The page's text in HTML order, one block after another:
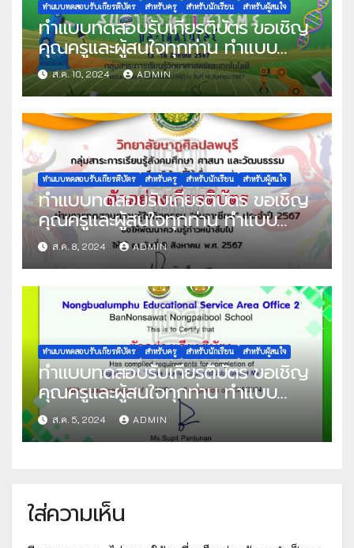
ทำแบบทดสอบรับเกียรติบัตร สำหรับครู สำหรับนักเรียน สำหรับผู้สนใจ
ทำแบบทดสอบรับเกียรติบัตร ขอเชิญ
คุณครูและผู้สนใจทุกท่าน ทำแบบ
ทดสอบออนไลน์ แบบทดสอบวัดความ
รู้พื้นฐานระบบออนไลน์ เนื่องในสัปดาห์
วันวิทยาศาสตร์แห่งชาติ ประจำปีการ
ศึกษา 2567 ผ่านเกณฑ์ที่กำหนด
80% ขึ้นไป รับเกียรติบัตรทาง E-
mail จัดทำโดย โรงเรียนสมุทรสาคร
วุฒิชัย
ส.ค. 10, 2024 ADMIN
ทำแบบทดสอบรับเกียรติบัตร สำหรับครู สำหรับนักเรียน สำหรับผู้สนใจ
ทำแบบทดสอบรับเกียรติบัตร ขอเชิญ
คุณครูและผู้สนใจทุกท่าน ทำแบบ
ทดสอบออนไลน์ แบบทดสอบความรู้
วันอาเซียน ปีการศึกษา 2567 ผ่าน
เกณฑ์ที่กำหนด 70% ขึ้นไป รับเกียรติ
บัตรทาง E-mail จัดทำโดย วิทยาลัย
นาฏศิลปลพบุรี
ส.ค. 8, 2024 ADMIN
ทำแบบทดสอบรับเกียรติบัตร สำหรับครู สำหรับนักเรียน สำหรับผู้สนใจ
ทำแบบทดสอบรับเกียรติบัตร ขอเชิญ
คุณครูและผู้สนใจทุกท่าน ทำแบบ
ทดสอบออนไลน์ แบบทดสอบ ภาษา
อังกฤษเพื่อความเข้าใจ ชุด English
for Fun “Places around Town
E-mail จัดทำโดย โรงเรียนบ้านโนน
สวาทหนองไพบูลย์
ส.ค. 5, 2024 ADMIN
ใส่ความเห็น